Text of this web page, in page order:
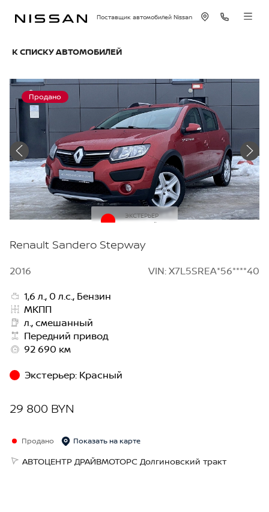
Поставщик автомобилей Nissan
К СПИСКУ АВТОМОБИЛЕЙ
Продано
ЭКСТЕРЬЕР
Красный
Renault Sandero Stepway
2016
VIN: X7L5SREA*56****40
1,6 л., 0 л.с., Бензин
МКПП
л., смешанный
Передний привод
92 690 км
Экстерьер: Красный
29 800 BYN
Продано Показать на карте
АВТОЦЕНТР ДРАЙВМОТОРС Долгиновский тракт